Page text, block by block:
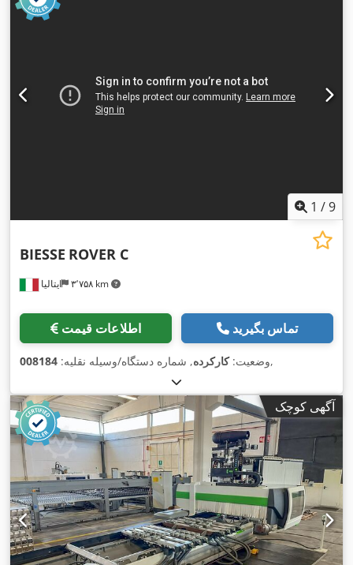
1 /9
ایتالیا ۳٬۷۵۸ km
BIESSE ROVER C
اطلاعات قیمت تماس بگیرید
وضعیت:کارکرده, شماره دستگاه/وسیله نقلیه: 008184 ,
آگهی کوچک